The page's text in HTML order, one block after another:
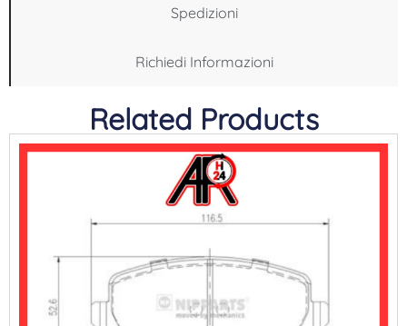
Spedizioni
Richiedi Informazioni
Related Products